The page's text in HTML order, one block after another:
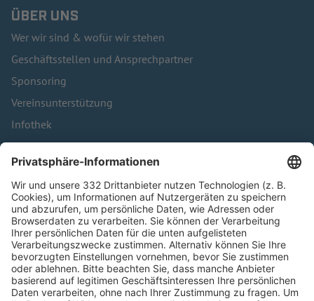
ÜBER UNS
Wer wir sind & wofür wir stehen
Geschäftsstellen und Ansprechpartner
Sponsoring
Vereinsunterstützung
Infothek
Kontakt
HÄUFIG BESUCHTE SEITEN
Pässe und Vereinswechsel
Trainerausbildung
Schulungsangebot Vereinsmitarbeiter
BFV-Geschäftsstellen
Trainerbörse